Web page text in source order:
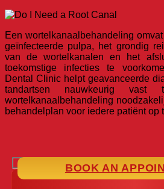
Een wortelkanaalbehandeling
geïnfecteerde pulpa, het grondig
van de wortelkanalen en het
toekomstige infecties te
Dental Clinic helpt geavanceerde
tandartsen nauwkeurig
wortelkanaalbehandeling
behandelplan voor iedere patiënt op
BOOK AN